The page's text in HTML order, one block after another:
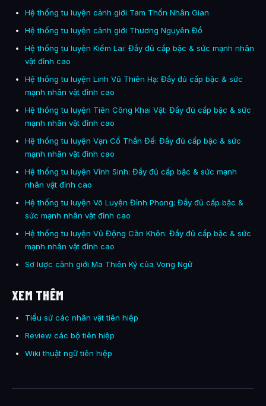
Hệ thống tu luyện cảnh giới Tam Thốn Nhân Gian
Hệ thống tu luyện cảnh giới Thương Nguyên Đồ
Hệ thống tu luyện Kiếm Lai: Đầy đủ cấp bậc & sức mạnh nhân
vật đỉnh cao
Hệ thống tu luyện Linh Vũ Thiên Hạ: Đầy đủ cấp bậc & sức
mạnh nhân vật đỉnh cao
Hệ thống tu luyện Tiên Công Khai Vật: Đầy đủ cấp bậc & sức
mạnh nhân vật đỉnh cao
Hệ thống tu luyện Vạn Cổ Thần Đế: Đầy đủ cấp bậc & sức
mạnh nhân vật đỉnh cao
Hệ thống tu luyện Vĩnh Sinh: Đầy đủ cấp bậc & sức mạnh
nhân vật đỉnh cao
Hệ thống tu luyện Võ Luyện Đỉnh Phong: Đầy đủ cấp bậc &
sức mạnh nhân vật đỉnh cao
Hệ thống tu luyện Vũ Động Càn Khôn: Đầy đủ cấp bậc & sức
mạnh nhân vật đỉnh cao
Sơ lược cảnh giới Ma Thiên Ký của Vong Ngữ
XEM THÊM
Tiểu sử các nhân vật tiên hiệp
Review các bộ tiên hiệp
Wiki thuật ngữ tiên hiệp